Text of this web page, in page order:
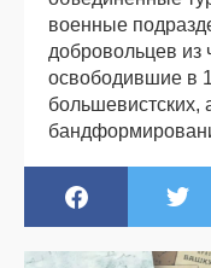
военные
добровольцев из
освободившие в
большевистских,